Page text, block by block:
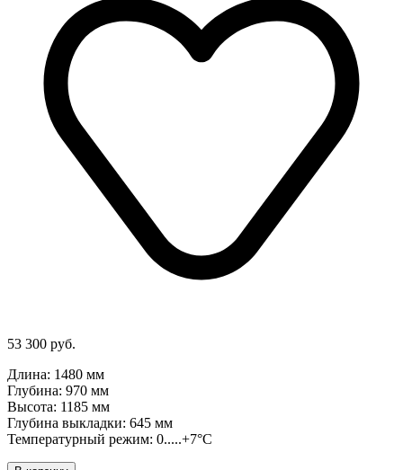
53 300 руб.
Длина: 1480 мм
Глубина: 970 мм
Высота: 1185 мм
Глубина выкладки: 645 мм
Температурный режим: 0.....+7°C